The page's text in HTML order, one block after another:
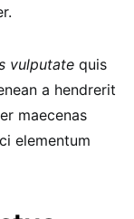
vulputate quis
a hendrerit
maecenas
elementum